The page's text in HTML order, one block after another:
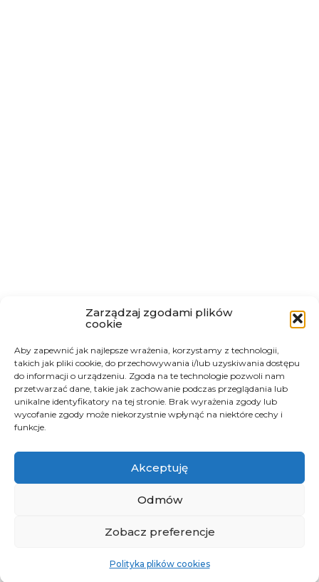
Zarządzaj zgodami plików
cookie
Aby zapewnić jak najlepsze wrażenia, korzystamy z technologii,
takich jak pliki cookie, do przechowywania i/lub uzyskiwania dostępu
do informacji o urządzeniu. Zgoda na te technologie pozwoli nam
przetwarzać dane, takie jak zachowanie podczas przeglądania lub
unikalne identyfikatory na tej stronie. Brak wyrażenia zgody lub
wycofanie zgody może niekorzystnie wpłynąć na niektóre cechy i
funkcje.
Akceptuję
Odmów
Zobacz preferencje
Polityka plików cookies